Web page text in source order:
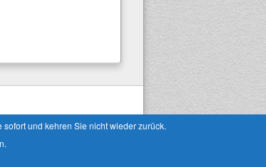
Catch Box by Catch Themes
und kehren Sie nicht wieder zurück.